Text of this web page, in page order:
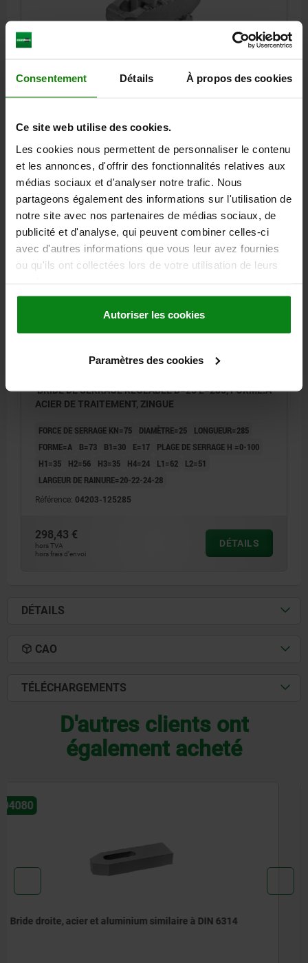
Consentement Détails À propos des cookies
Ce site web utilise des cookies.
Les cookies nous permettent de personnaliser le contenu
et les annonces, d'offrir des fonctionnalités relatives aux
médias sociaux et d'analyser notre trafic. Nous
partageons également des informations sur l'utilisation de
notre site avec nos partenaires de médias sociaux, de
publicité et d'analyse, qui peuvent combiner celles-ci
avec d'autres informations que vous leur avez fournies
ou qu'ils ont collectées lors de votre utilisation de leurs
Autoriser les cookies
Paramètres des cookies
BRIDE DE SERRAGE RÉGLABLE D=25 L=235, FORME:A
ACIER DE TRAITEMENT, ZINGUE
FORME=A
B=70 B1=30 E=17 PLAGE DE SERRAGE H =0-100
LARGEUR DE RAINURE=20-22-24-28
Référence:04203-125235
166,46 €
hors frais d’envoi
DÉTAILS
BRIDE DE SERRAGE RÉGLABLE D=25 L=285, FORME:A
ACIER DE TRAITEMENT, ZINGUE
FORCE DE SERRAGE KN=75 DIAMÈTRE=25
LONGUEUR=285
FORME=A
B=73 B1=30 E=17
PLAGE DE SERRAGE H =0-100
H1=35
H2=56 H3=35 H4=24 L1=62
L2=51
LARGEUR DE RAINURE=20-22-24-28
Référence: 04203-125285
298,43 €
hors TVA
hors frais d’envoi
DÉTAILS
DÉTAILS
CAO
TÉLÉCHARGEMENTS
D'autres clients ont
également acheté
Mini bride double